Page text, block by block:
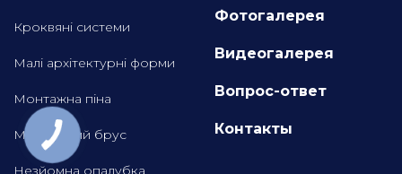
Кроквяні системи
Малі архітектурні форми
Монтажна піна
Монтажний брус
Незйомна опалубка
Фотогалерея
Видеогалерея
Вопрос-ответ
Контакты